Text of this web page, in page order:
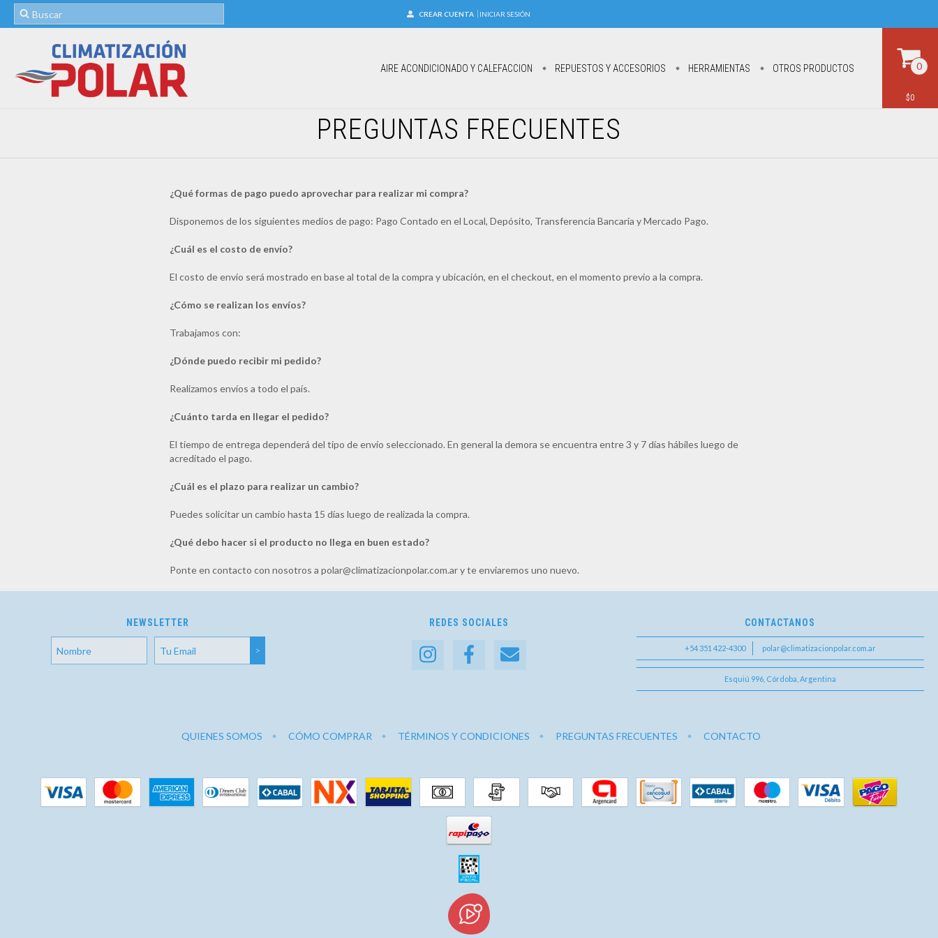
CREAR CUENTA INICIAR SESIÓN
AIRE ACONDICIONADO Y CALEFACCION REPUESTOS Y ACCESORIOS HERRAMIENTAS OTROS PRODUCTOS 0
$0
PREGUNTAS FRECUENTES
¿Qué formas de pago puedo aprovechar para realizar mi compra?
Disponemos de los siguientes medios de pago: Pago Contado en el Local, Depósito, Transferencia Bancaria y Mercado Pago.
¿Cuál es el costo de envío?
El costo de envío será mostrado en base al total de la compra y ubicación, en el checkout, en el momento previo a la compra.
¿Cómo se realizan los envíos?
Trabajamos con:
¿Dónde puedo recibir mi pedido?
Realizamos envíos a todo el país.
¿Cuánto tarda en llegar el pedido?
El tiempo de entrega dependerá del tipo de envío seleccionado. En general la demora se encuentra entre 3 y 7 días hábiles luego de
acreditado el pago.
¿Cuál es el plazo para realizar un cambio?
Puedes solicitar un cambio hasta 15 días luego de realizada la compra.
¿Qué debo hacer si el producto no llega en buen estado?
Ponte en contacto con nosotros a polar@climatizacionpolar.com.ary te enviaremos uno nuevo.
NEWSLETTER REDES SOCIALES CONTACTANOS
+54 351 422-4300 polar@climatizacionpolar.com.ar
Esquiú 996, Córdoba, Argentina
QUIENES SOMOS CÓMO COMPRAR TÉRMINOS Y CONDICIONES PREGUNTAS FRECUENTES CONTACTO